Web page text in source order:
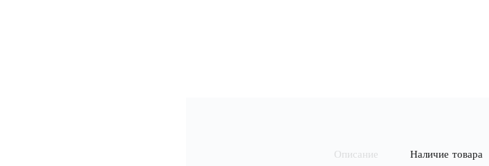
Описание Наличие товара